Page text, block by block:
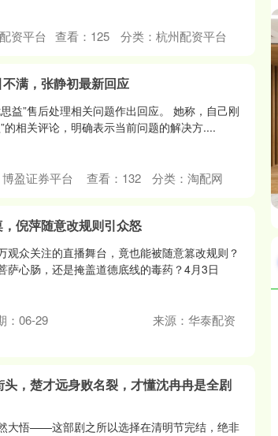
资平台 查看： 125 分类： 杭州配资平台
满，张静初最新回应
益”售后处理相关问题作出回应。 她称，自己刚
相关评论，明确表示当前问题的解决方....
盈证券平台 查看： 132 分类： 淘配网
倪萍随意改规则引众怒
众关注的直播舞台，竟也能被随意篡改规则？
心肠，还是掩盖道德底线的毒药？4月3日
：06-29
来源：华泰配资
，楚才远身败名裂，才懂沈冉冉是全剧
大悟——这部剧之所以选择在清明节完结，绝非